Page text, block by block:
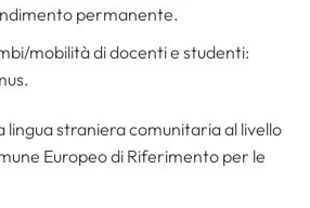
permanente.
mobilità di docenti e studenti:
lingua straniera comunitaria al livello
Europeo di Riferimento per le